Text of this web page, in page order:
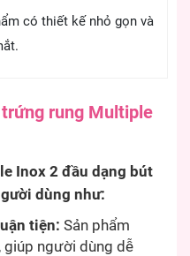
có thiết kế nhỏ gọn và
rung Multiple
Inox 2 đầu dạng bút
dùng như:
tiện: Sản phẩm
người dùng dễ